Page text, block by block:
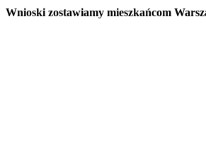
Wnioski zostawiamy mieszkańcom